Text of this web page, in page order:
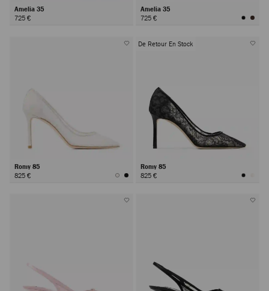
Amelia 35
725 €
Amelia 35
725 €
Romy 85
825 €
De Retour En Stock
Romy 85
825 €